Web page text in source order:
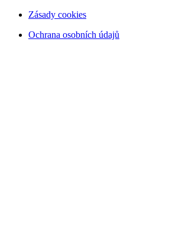
Zásady cookies
Ochrana osobních údajů